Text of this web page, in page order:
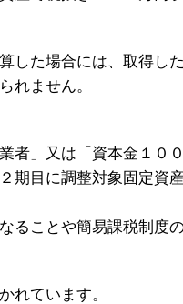
した場合には、取得し
れません。
者」又は「資本金１０
期目に調整対象固定資
ることや簡易課税制度
れています。